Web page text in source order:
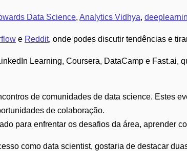
Data Science, Analytics Vidhya,
e Reddit, onde podes discutir tendências e
Learning, Coursera, DataCamp e Fast.ai,
de comunidades de data science. Estes
de colaboração.
para enfrentar os desafios da área, aprender
como data scientist, gostaria de destacar